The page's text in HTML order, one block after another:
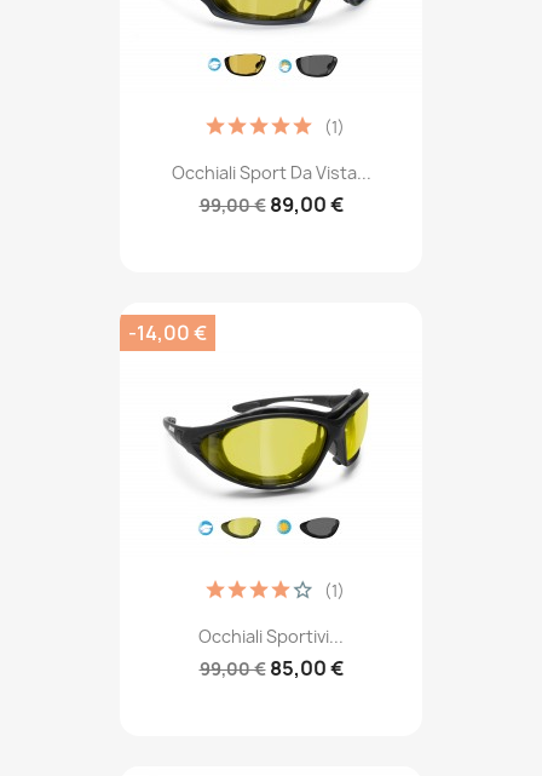
Occhiali Sport Da Vista...
99,00 € 89,00 €
(1)
Occhiali Sportivi...
99,00 € 85,00 €
(1)
-14,00 €